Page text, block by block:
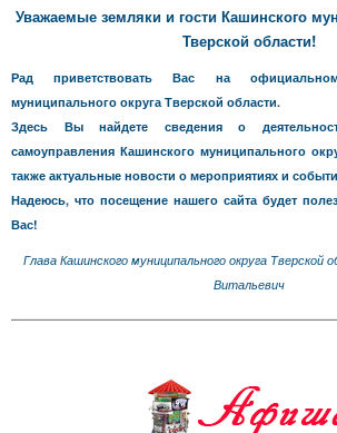
Уважаемые земляки и гости Кашинского
Тверской области!
Рад приветствовать Вас на
муниципального округа Тверской области.
Здесь Вы найдете сведения о
самоуправления Кашинского муниципального
также актуальные новости о мероприятиях и
Надеюсь, что посещение нашего сайта будет
Вас!
Глава Кашинского муниципального округа Тверской
Витальевич